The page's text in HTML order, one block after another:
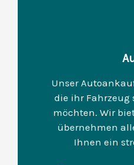
Unser
die ihr
möchten. Wir
übernehmen
Ihnen ein